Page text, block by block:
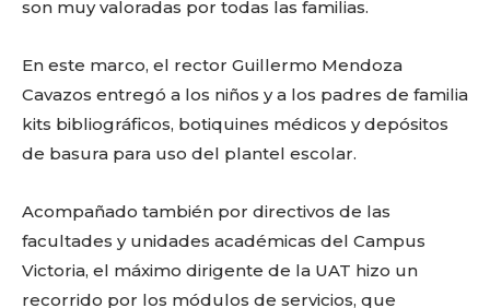
Don't miss
out!
Sing up for our newsletter
to stay in the loop.
SUBSCRIBE
son muy valoradas por todas las familias.
En este marco, el rector Guillermo Mendoza
Cavazos entregó a los niños y a los padres de familia
kits bibliográficos, botiquines médicos y depósitos
de basura para uso del plantel escolar.
Acompañado también por directivos de las
facultades y unidades académicas del Campus
Victoria, el máximo dirigente de la UAT hizo un
recorrido por los módulos de servicios, que